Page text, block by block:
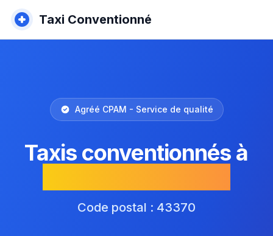
Taxi Conventionné
Agréé CPAM - Service de qualité
Taxis conventionnés à
Code postal : 43370